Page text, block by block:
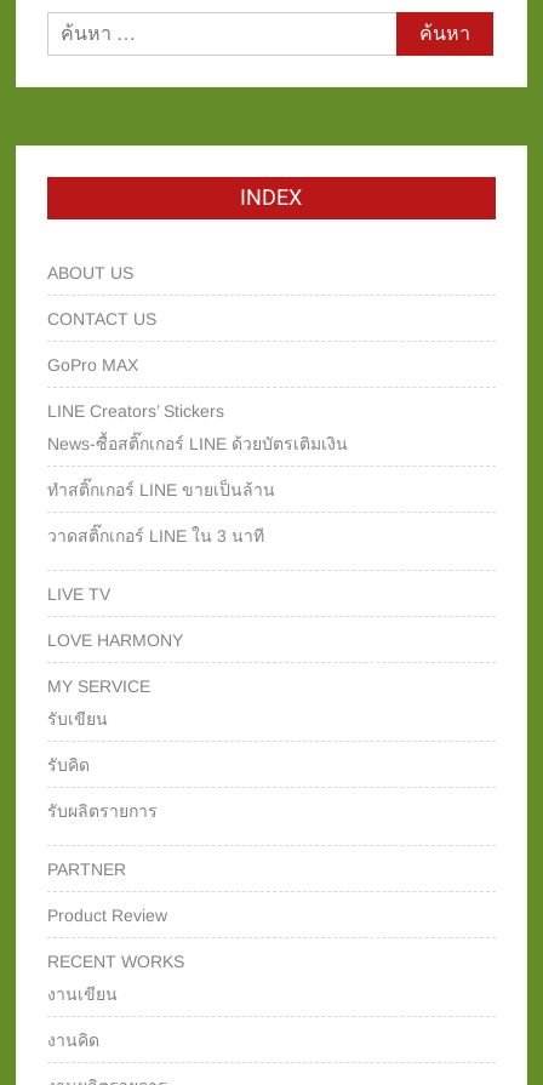
ค้นหา
สำหรับ:
INDEX
ABOUT US
CONTACT US
GoPro MAX
LINE Creators’ Stickers
News-ซื้อสติ๊กเกอร์ LINE ด้วยบัตรเติมเงิน
ทำสติ๊กเกอร์ LINE ขายเป็นล้าน
วาดสติ๊กเกอร์ LINE ใน 3 นาที
LIVE TV
LOVE HARMONY
MY SERVICE
รับเขียน
รับคิด
รับผลิตรายการ
PARTNER
Product Review
RECENT WORKS
งานเขียน
งานคิด